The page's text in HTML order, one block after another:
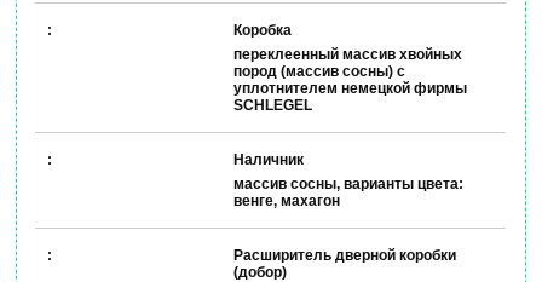
Коробка
переклеенный массив хвойных
пород (массив сосны) с
уплотнителем немецкой фирмы
SCHLEGEL
Наличник
массив сосны, варианты цвета:
венге, махагон
Расширитель дверной коробки
(добор)